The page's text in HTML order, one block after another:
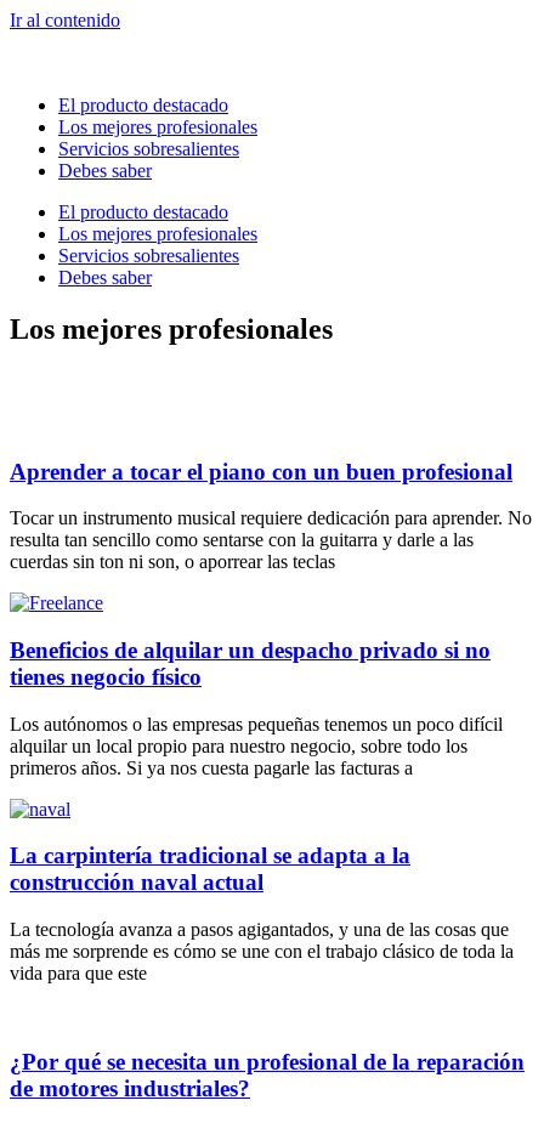
Ir al contenido
El producto destacado
Los mejores profesionales
Servicios sobresalientes
Debes saber
El producto destacado
Los mejores profesionales
Servicios sobresalientes
Debes saber
Los mejores profesionales
Aprender a tocar el piano con un buen profesional
Tocar un instrumento musical requiere dedicación para aprender. No
resulta tan sencillo como sentarse con la guitarra y darle a las
cuerdas sin ton ni son, o aporrear las teclas
Beneficios de alquilar un despacho privado si no
tienes negocio físico
Los autónomos o las empresas pequeñas tenemos un poco difícil
alquilar un local propio para nuestro negocio, sobre todo los
primeros años. Si ya nos cuesta pagarle las facturas a
La carpintería tradicional se adapta a la
construcción naval actual
La tecnología avanza a pasos agigantados, y una de las cosas que
más me sorprende es cómo se une con el trabajo clásico de toda la
vida para que este
¿Por qué se necesita un profesional de la reparación
de motores industriales?